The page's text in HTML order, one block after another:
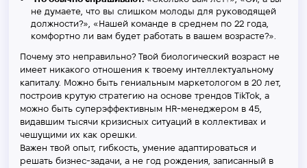
не думаете, что вы слишком молоды для руководящей
должности?», «Нашей команде в среднем по 22 года,
комфортно ли вам будет работать в вашем возрасте?».
Почему это неправильно? Твой биологический возраст не
имеет никакого отношения к твоему интеллектуальному
капиталу. Можно быть гениальным маркетологом в 20 лет,
построив крутую стратегию на основе трендов TikTok, а
можно быть суперэффективным HR-менеджером в 45,
видавшим тысячи кризисных ситуаций в коллективах и
чешущими их как орешки.
Важен твой опыт, гибкость, умение адаптироваться и
решать бизнес-задачи, а не год рождения, записанный в